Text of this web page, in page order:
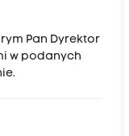
Pan Dyrektor
w podanych